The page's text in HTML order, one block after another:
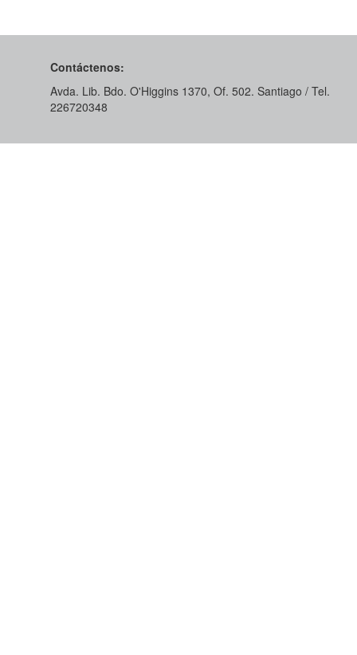
Contáctenos:
Avda. Lib. Bdo. O'Higgins 1370, Of. 502. Santiago / Tel.
226720348